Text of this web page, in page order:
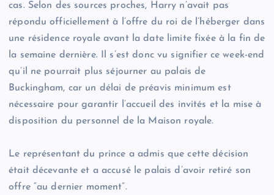
cas. Selon des sources proches, Harry n’avait pas
répondu officiellement à l’offre du roi de l’héberger dans
une résidence royale avant la date limite fixée à la fin de
la semaine dernière. Il s’est donc vu signifier ce week-end
qu’il ne pourrait plus séjourner au palais de
Buckingham, car un délai de préavis minimum est
nécessaire pour garantir l’accueil des invités et la mise à
disposition du personnel de la Maison royale.
Le représentant du prince a admis que cette décision
était décevante et a accusé le palais d’avoir retiré son
offre “au dernier moment”.